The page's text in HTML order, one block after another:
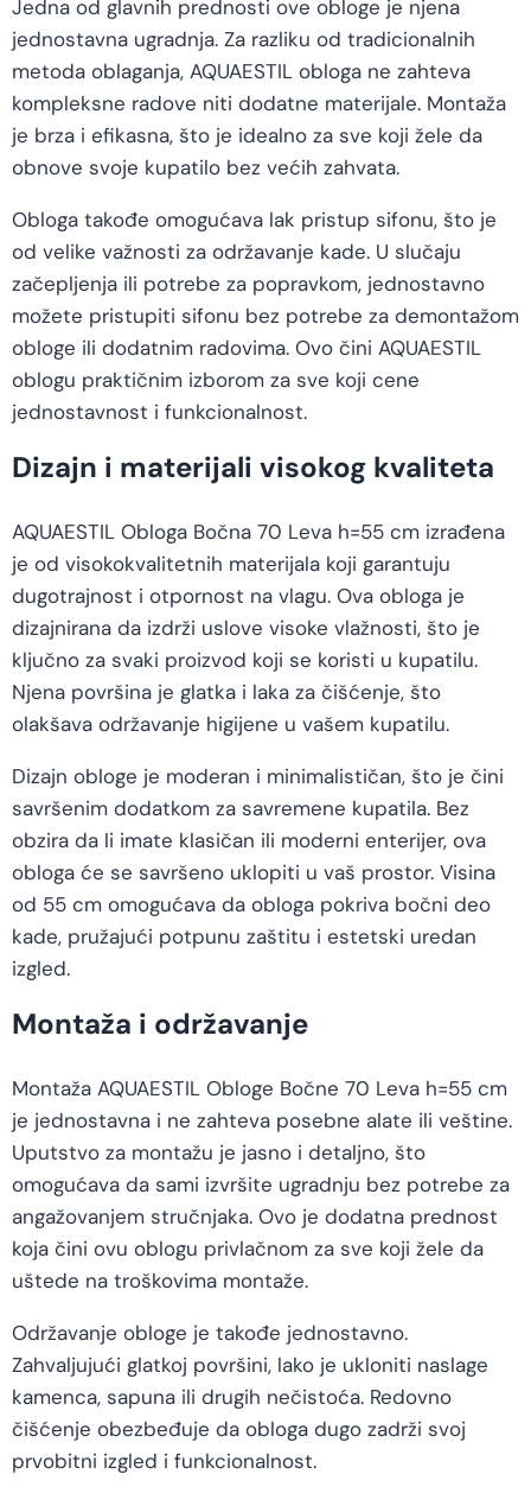
Jedna od glavnih prednosti ove obloge je njena
jednostavna ugradnja. Za razliku od tradicionalnih
metoda oblaganja, AQUAESTIL obloga ne zahteva
kompleksne radove niti dodatne materijale. Montaža
je brza i efikasna, što je idealno za sve koji žele da
obnove svoje kupatilo bez većih zahvata.
Obloga takođe omogućava lak pristup sifonu, što je
od velike važnosti za održavanje kade. U slučaju
začepljenja ili potrebe za popravkom, jednostavno
možete pristupiti sifonu bez potrebe za demontažom
obloge ili dodatnim radovima. Ovo čini AQUAESTIL
oblogu praktičnim izborom za sve koji cene
jednostavnost i funkcionalnost.
Dizajn i materijali visokog kvaliteta
AQUAESTIL Obloga Bočna 70 Leva h=55 cm izrađena
je od visokokvalitetnih materijala koji garantuju
dugotrajnost i otpornost na vlagu. Ova obloga je
dizajnirana da izdrži uslove visoke vlažnosti, što je
ključno za svaki proizvod koji se koristi u kupatilu.
Njena površina je glatka i laka za čišćenje, što
olakšava održavanje higijene u vašem kupatilu.
Dizajn obloge je moderan i minimalističan, što je čini
savršenim dodatkom za savremene kupatila. Bez
obzira da li imate klasičan ili moderni enterijer, ova
obloga će se savršeno uklopiti u vaš prostor. Visina
od 55 cm omogućava da obloga pokriva bočni deo
kade, pružajući potpunu zaštitu i estetski uredan
izgled.
Montaža i održavanje
Montaža AQUAESTIL Obloge Bočne 70 Leva h=55 cm
je jednostavna i ne zahteva posebne alate ili veštine.
Uputstvo za montažu je jasno i detaljno, što
omogućava da sami izvršite ugradnju bez potrebe za
angažovanjem stručnjaka. Ovo je dodatna prednost
koja čini ovu oblogu privlačnom za sve koji žele da
uštede na troškovima montaže.
Održavanje obloge je takođe jednostavno.
Zahvaljujući glatkoj površini, lako je ukloniti naslage
kamenca, sapuna ili drugih nečistoća. Redovno
čišćenje obezbeđuje da obloga dugo zadrži svoj
prvobitni izgled i funkcionalnost.